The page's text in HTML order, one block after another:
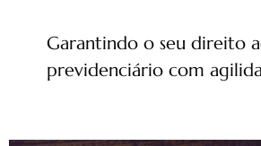
Garantindo o seu direito
previdenciário com